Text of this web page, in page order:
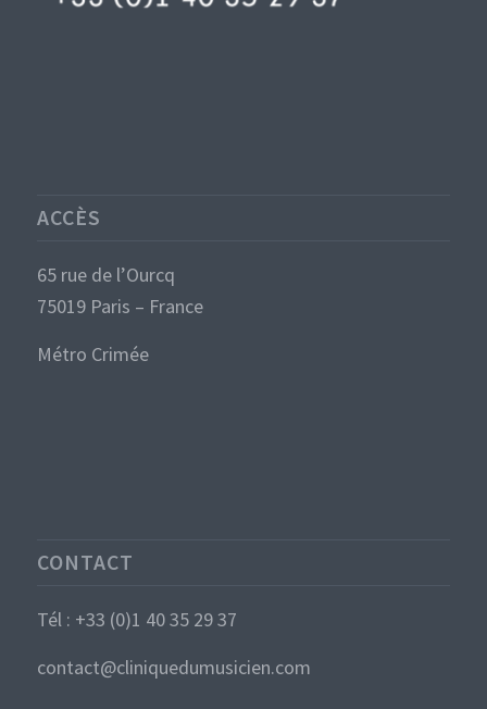
ACCÈS
65 rue de l’Ourcq
75019 Paris – France
Métro Crimée
CONTACT
Tél : +33 (0)1 40 35 29 37
contact@cliniquedumusicien.com